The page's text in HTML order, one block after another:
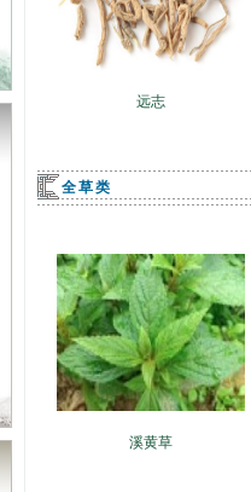
远志
全草类
溪黄草